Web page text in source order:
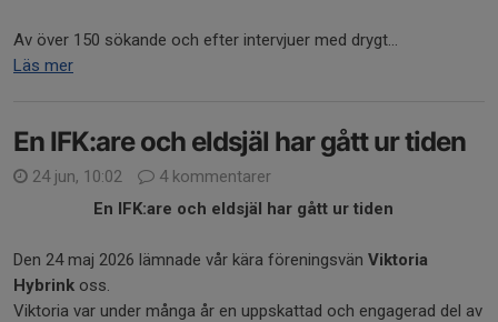
Av över 150 sökande och efter intervjuer med drygt...
Läs mer
En IFK:are och eldsjäl har gått ur tiden
24 jun, 10:02
4 kommentarer
En IFK:are och eldsjäl har gått ur tiden
Den 24 maj 2026 lämnade vår kära föreningsvän Viktoria
Hybrink oss.
Viktoria var under många år en uppskattad och engagerad del av